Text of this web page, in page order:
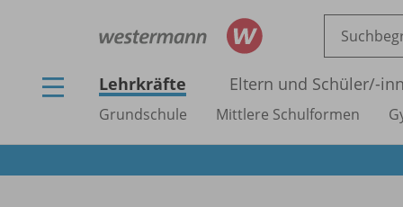
Lehrkräfte Eltern und Schüler/-
Grundschule Mittlere Schulformen